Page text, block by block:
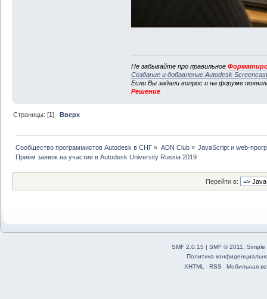
Не забывайте про правильное
Создание и добавление Autodesk
Если Вы задали вопрос и на форуме
Решение
Страницы: [1]Вверх
Сообщество программистов Autodesk в СНГ » ADN Club» JavaScript и web-
Приём заявок на участие в Autodesk University Russia 2019
Перейти в:
SMF 2.0.15 | SMF © 2011
Simple
Политика
XHTML
RSS Мобильная